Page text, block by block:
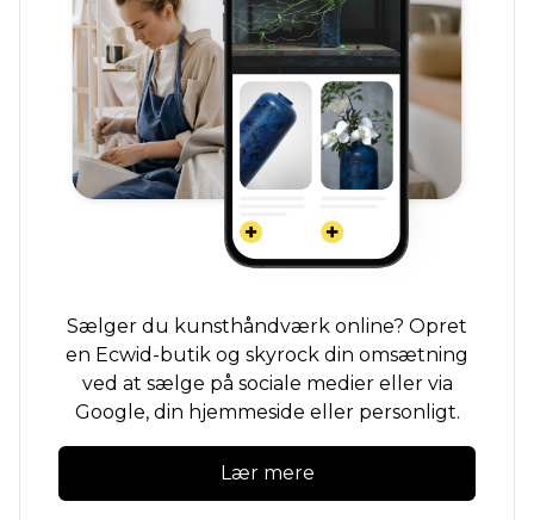
Sælger du kunsthåndværk online? Opret
en Ecwid-butik og skyrock din omsætning
ved at sælge på sociale medier eller via
Google, din hjemmeside eller personligt.
Lær mere